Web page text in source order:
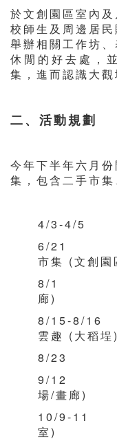
於文創園區室內
校師生及周邊居
舉辦相關工作坊
休閒的好去處，
集，進而認識大觀
二、活動規劃
今年下半年六月
集，包含二手市集
4/3-4/5
6/21 昔
市集 (文創園
8/1 豔
廊)
8/15-8/
雲趣 (大稻埕)
8/23 浮
9/12 浮
場/畫廊)
10/9-11
室)